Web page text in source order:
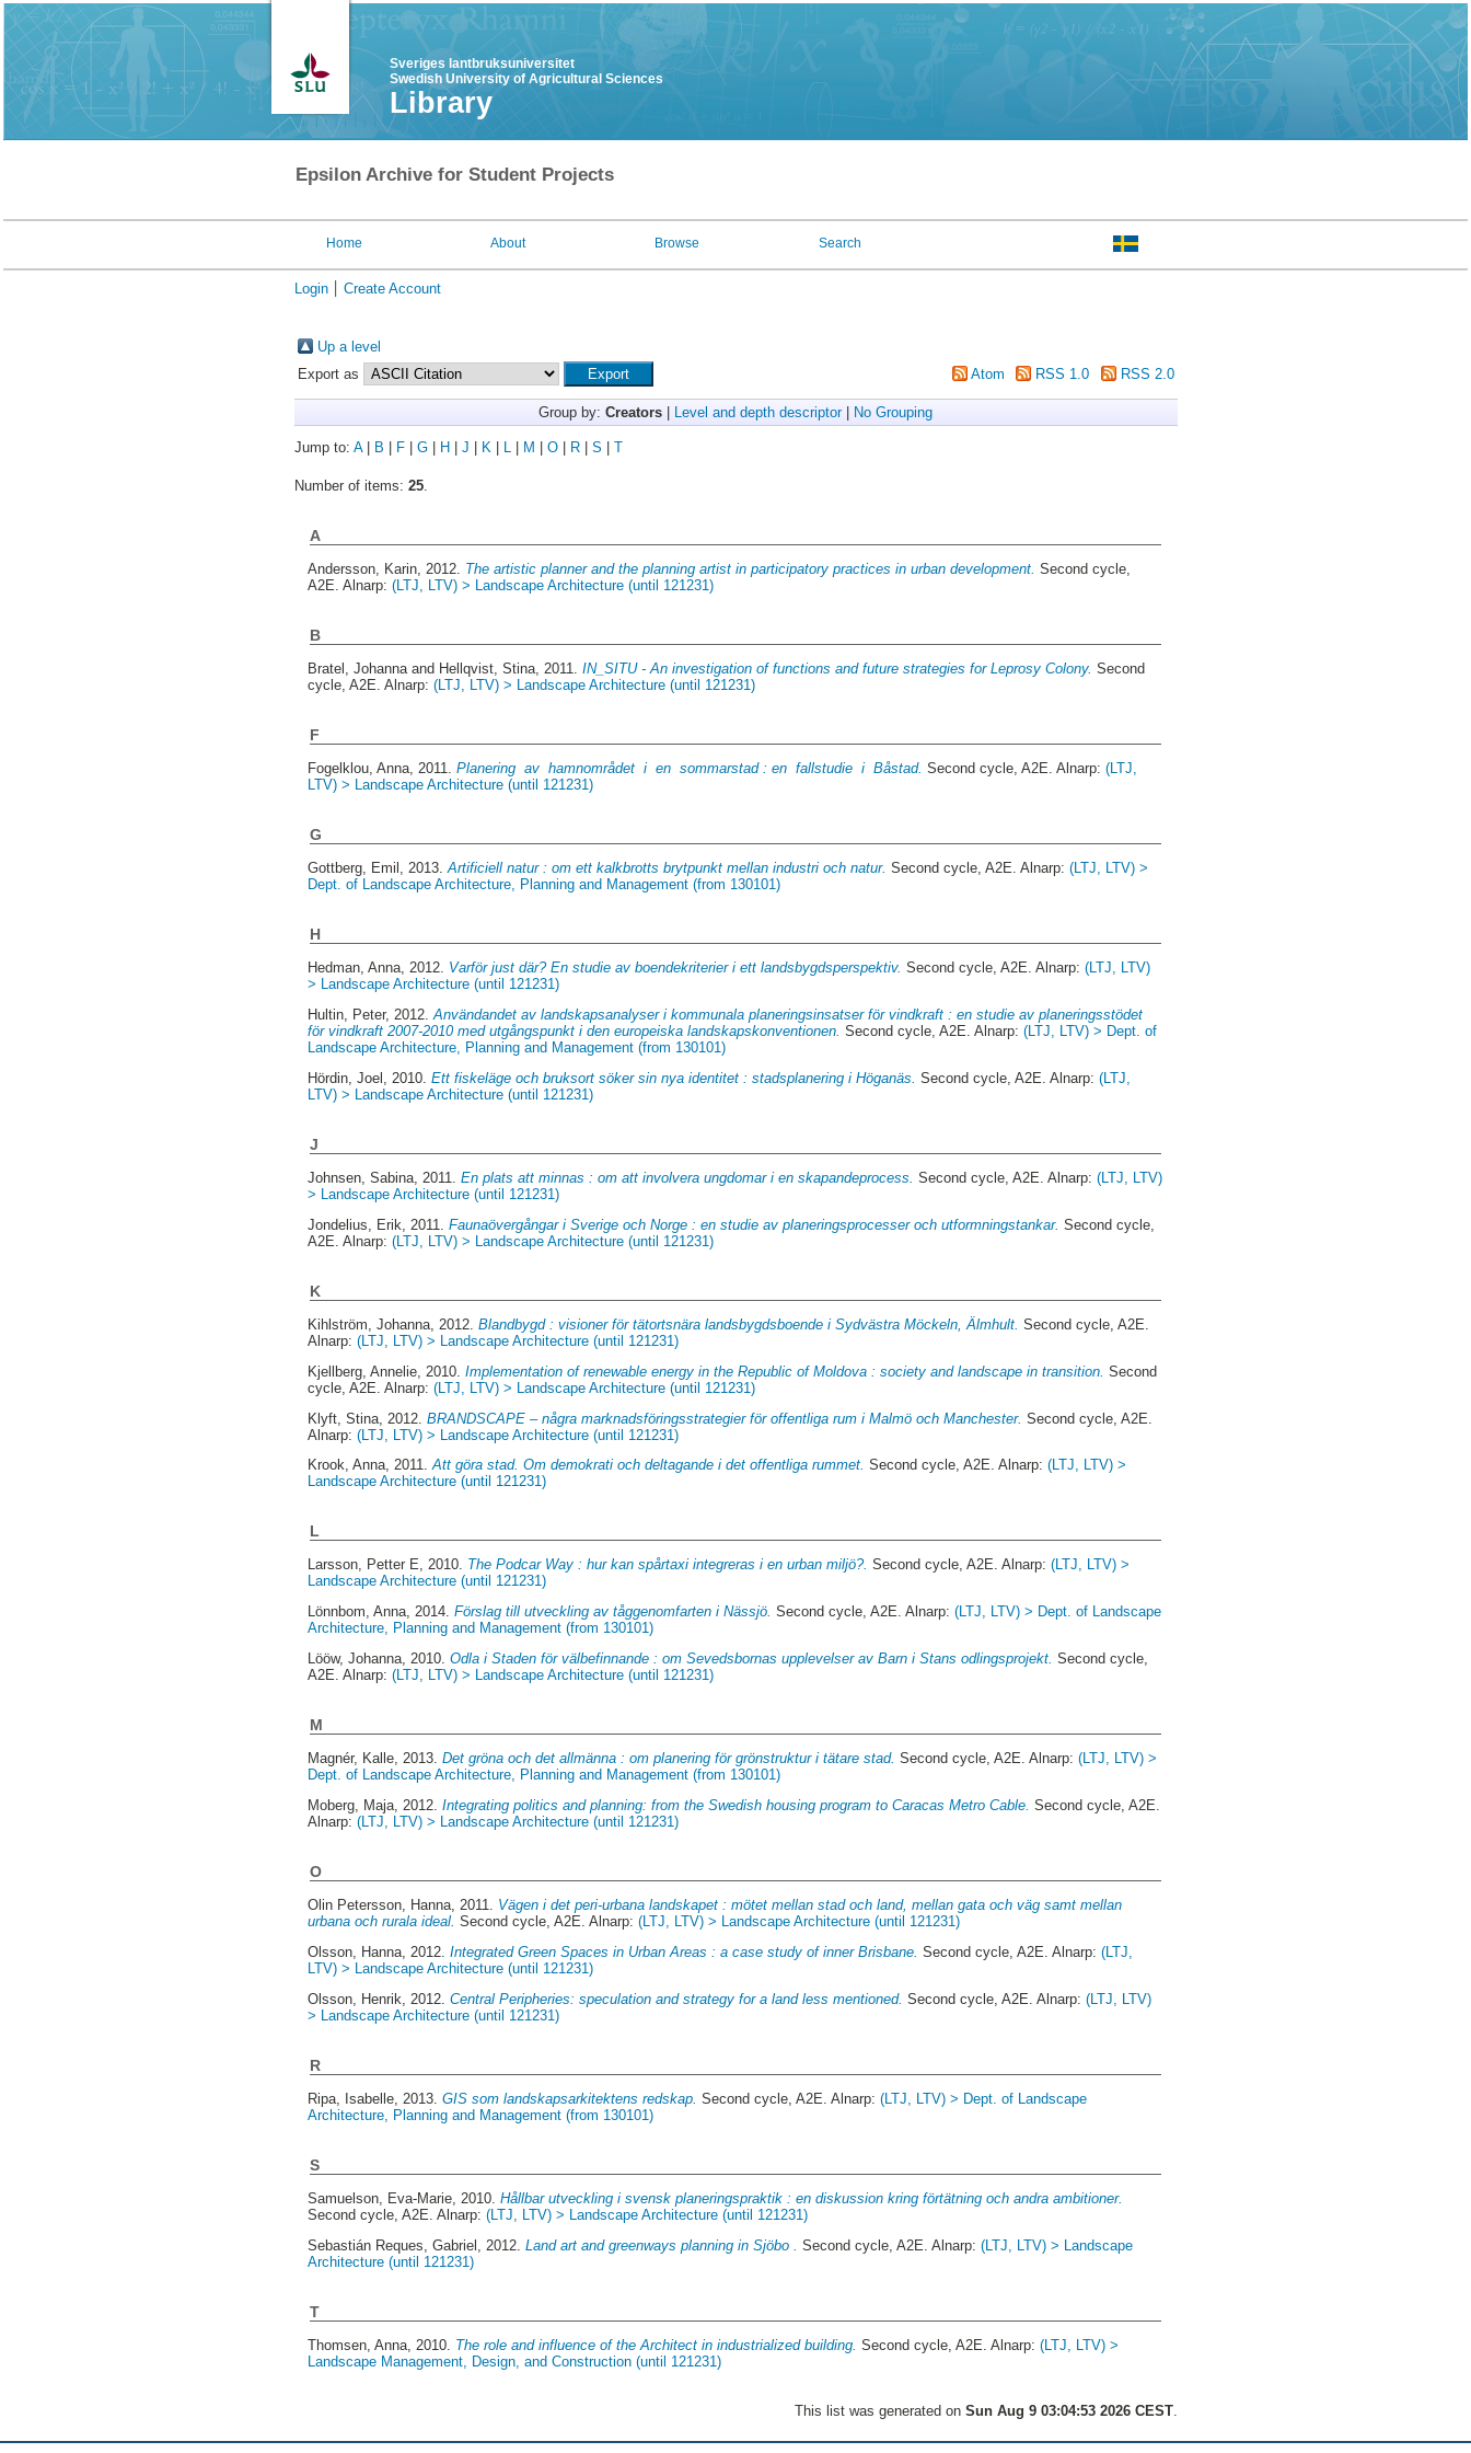
Sveriges lantbruksuniversitet
Swedish University of Agricultural Sciences
Library
Epsilon Archive for Student Projects
Home About Browse Search
Login Create Account
Up a level
Export as
Atom RSS 1.0 RSS 2.0
Group by: Creators Level and depth descriptor| No Grouping
Jump to: A| B F| G| H J K| L| M O| R| S T
Number of items: 25.
A
Andersson, Karin, 2012. The artistic planner and the planning artist in participatory practices in urban development. Second cycle,
A2E. Alnarp:(LTJ, LTV) > Landscape Architecture (until 121231)
B
Bratel, Johannaand Hellqvist, Stina, 2011.IN_SITU - An investigation of functions and future strategies for Leprosy Colony. Second
cycle, A2E. Alnarp:(LTJ, LTV) > Landscape Architecture (until 121231)
F
Fogelklou, Anna, 2011.Planering av hamnområdet i en sommarstad : en fallstudie i Båstad. Second cycle, A2E. Alnarp:(LTJ,
LTV) > Landscape Architecture (until 121231)
G
Gottberg, Emil , 2013.Artificiell natur : om ett kalkbrotts brytpunkt mellan industri och natur. Second cycle, A2E. Alnarp:(LTJ, LTV) >
Dept. of Landscape Architecture, Planning and Management (from 130101)
H
Hedman, Anna, 2012. Varför just där? En studie av boendekriterier i ett landsbygdsperspektiv. Second cycle, A2E. Alnarp:(LTJ, LTV)
> Landscape Architecture (until 121231)
Hultin, Peter, 2012.Användandet av landskapsanalyser i kommunala planeringsinsatser för vindkraft : en studie av planeringsstödet
för vindkraft 2007-2010 med utgångspunkt i den europeiska landskapskonventionen. Second cycle, A2E. Alnarp:(LTJ, LTV) > Dept. of
Landscape Architecture, Planning and Management (from 130101)
Hördin, Joel
, 2010.Ett fiskeläge och bruksort söker sin nya identitet : stadsplanering i Höganäs. Second cycle, A2E. Alnarp:(LTJ,
LTV) > Landscape Architecture (until 121231)
J
Johnsen, Sabina, 2011.En plats att minnas : om att involvera ungdomar i en skapandeprocess. Second cycle, A2E. Alnarp:(LTJ, LTV)
> Landscape Architecture (until 121231)
Jondelius, Erik , 2011.Faunaövergångar i Sverige och Norge : en studie av planeringsprocesser och utformningstankar. Second cycle,
A2E. Alnarp:(LTJ, LTV) > Landscape Architecture (until 121231)
K
Kihlström, Johanna , 2012.Blandbygd : visioner för tätortsnära landsbygdsboende i Sydvästra Möckeln, Älmhult. Second cycle, A2E.
Alnarp:(LTJ, LTV) > Landscape Architecture (until 121231)
Kjellberg, Annelie , 2010.Implementation of renewable energy in the Republic of Moldova : society and landscape in transition. Second
cycle, A2E. Alnarp:(LTJ, LTV) > Landscape Architecture (until 121231)
Klyft, Stina , 2012.BRANDSCAPE – några marknadsföringsstrategier för offentliga rum i Malmö och Manchester. Second cycle, A2E.
Alnarp:(LTJ, LTV) > Landscape Architecture (until 121231)
Krook, Anna, 2011.Att göra stad. Om demokrati och deltagande i det offentliga rummet. Second cycle, A2E. Alnarp:(LTJ, LTV) >
Landscape Architecture (until 121231)
L
Larsson, Petter E, 2010. The Podcar Way : hur kan spårtaxi integreras i en urban miljö?. Second cycle, A2E. Alnarp:(LTJ, LTV) >
Landscape Architecture (until 121231)
Lönnbom, Anna, 2014.Förslag till utveckling av tåggenomfarten i Nässjö. Second cycle, A2E. Alnarp:(LTJ, LTV) > Dept. of Landscape
Architecture, Planning and Management (from 130101)
Lööw, Johanna, 2010.Odla i Staden för välbefinnande : om Sevedsbornas upplevelser av Barn i Stans odlingsprojekt. Second cycle,
A2E. Alnarp:(LTJ, LTV) > Landscape Architecture (until 121231)
M
Magnér, Kalle, 2013.Det gröna och det allmänna : om planering för grönstruktur i tätare stad. Second cycle, A2E. Alnarp:(LTJ, LTV) >
Dept. of Landscape Architecture, Planning and Management (from 130101)
Moberg, Maja , 2012.Integrating politics and planning: from the Swedish housing program to Caracas Metro Cable. Second cycle, A2E.
Alnarp:(LTJ, LTV) > Landscape Architecture (until 121231)
O
Olin Petersson, Hanna , 2011. Vägen i det peri-urbana landskapet : mötet mellan stad och land, mellan gata och väg samt mellan
urbana och rurala ideal. Second cycle, A2E. Alnarp:(LTJ, LTV) > Landscape Architecture (until 121231)
Olsson, Hanna , 2012.Integrated Green Spaces in Urban Areas : a case study of inner Brisbane. Second cycle, A2E. Alnarp:(LTJ,
LTV) > Landscape Architecture (until 121231)
Olsson, Henrik , 2012.Central Peripheries: speculation and strategy for a land less mentioned. Second cycle, A2E. Alnarp:(LTJ, LTV)
> Landscape Architecture (until 121231)
R
Ripa, Isabelle , 2013.GIS som landskapsarkitektens redskap. Second cycle, A2E. Alnarp:(LTJ, LTV) > Dept. of Landscape
Architecture, Planning and Management (from 130101)
S
Samuelson, Eva-Marie , 2010.Hållbar utveckling i svensk planeringspraktik : en diskussion kring förtätning och andra ambitioner.
Second cycle, A2E. Alnarp:(LTJ, LTV) > Landscape Architecture (until 121231)
Sebastián Reques, Gabriel , 2012.Land art and greenways planning in Sjöbo . Second cycle, A2E. Alnarp:(LTJ, LTV) > Landscape
Architecture (until 121231)
T
Thomsen, Anna , 2010. The role and influence of the Architect in industrialized building. Second cycle, A2E. Alnarp:(LTJ, LTV) >
Landscape Management, Design, and Construction (until 121231)
This list was generated on Sun Aug 9 03:04:53 2026 CEST.